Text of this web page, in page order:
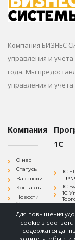
Компания БИЗНЕС
управления и
года. Мы
управления и
Компания
О нас
Статусы
Вакансии
Контакты
Новости
Согласие на
персональных
данных
Политика
конфиденциальности
1С
1С
1С
1С
1С
Для повышения
cookie в
содержатся